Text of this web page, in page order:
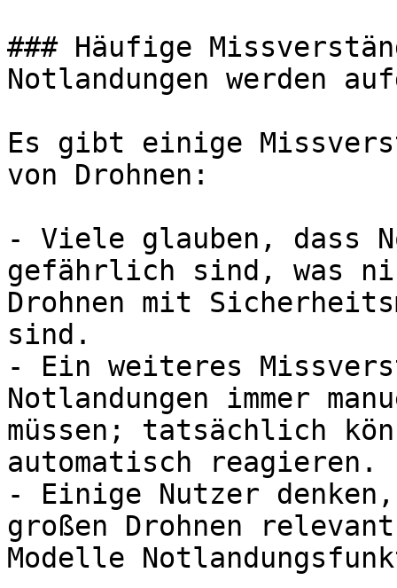
### Häufige
Notlandungen werden
Es gibt einige
von Drohnen:
- Viele glauben, dass
gefährlich sind, was
Drohnen mit
sind.
- Ein weiteres
Notlandungen immer
müssen; tatsächlich
automatisch reagieren.
- Einige Nutzer
großen Drohnen
Modelle